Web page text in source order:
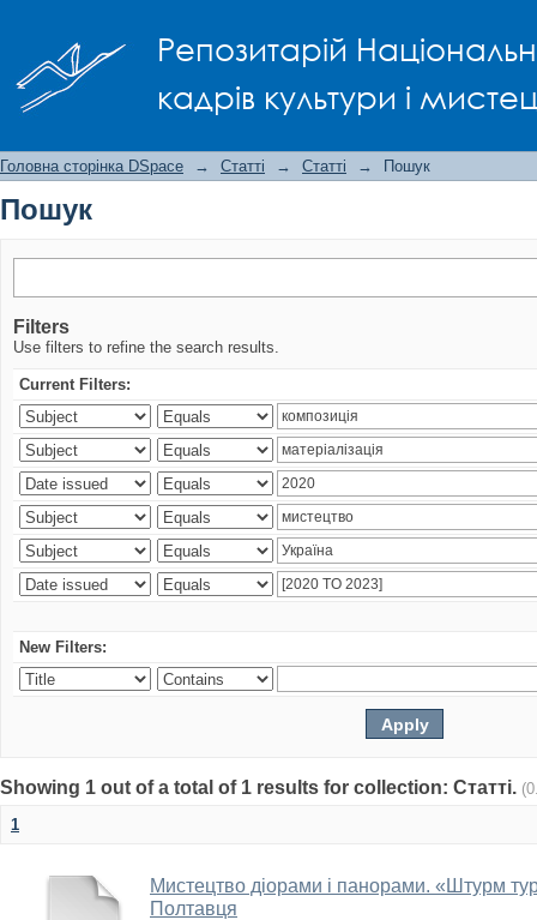
Репозитарій
кадрів культури і
Головна сторінка DSpace → Статті → Статті → Пошук
Пошук
Filters
Use filters to refine the search results.
Current Filters:
New Filters:
Showing 1 out of a total of 1 results for collection: Статті.
1
Мистецтво діорами і панорами. «Штурм
Полтавця